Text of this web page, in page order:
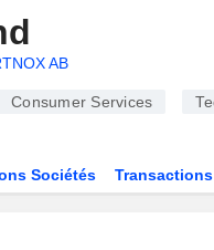
AB
Consumer Services
Sociétés